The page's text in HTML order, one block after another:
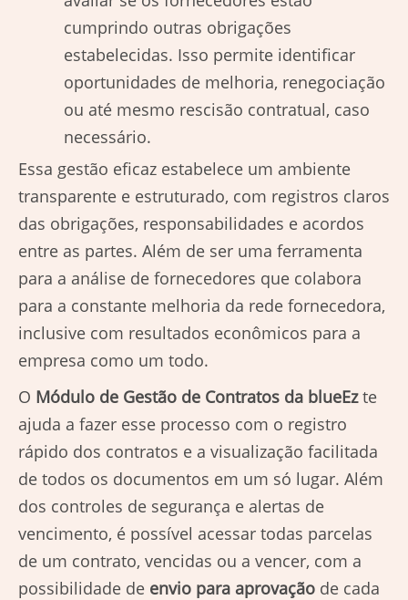
cumprindo outras obrigações
estabelecidas. Isso permite identificar
oportunidades de melhoria, renegociação
ou até mesmo rescisão contratual, caso
necessário.
Essa gestão eficaz estabelece um ambiente
transparente e estruturado, com registros claros
das obrigações, responsabilidades e acordos
entre as partes. Além de ser uma ferramenta
para a análise de fornecedores que colabora
para a constante melhoria da rede fornecedora,
inclusive com resultados econômicos para a
empresa como um todo.
O Módulo de Gestão de Contratos da blueEzte
ajuda a fazer esse processo com o registro
rápido dos contratos e a visualização facilitada
de todos os documentos em um só lugar. Além
dos controles de segurança e alertas de
vencimento, é possível acessar todas parcelas
de um contrato, vencidas ou a vencer, com a
possibilidade de envio para aprovação de cada